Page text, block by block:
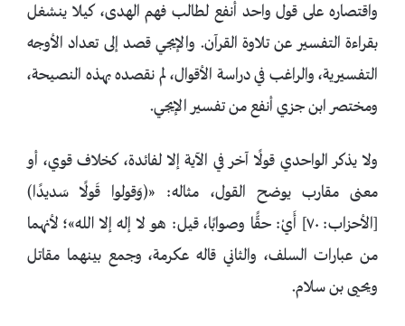
واقتصاره على قول واحد أنفع لطالب فهم الهدى، كيلا ينشغل
بقراءة التفسير عن تلاوة القرآن. والإيجي قصد إلى تعداد الأوجه
التفسيرية، والراغب في دراسة الأقوال، لم نقصده بهذه النصيحة،
ومختصر ابن جزي أنفع من تفسير الإيجي.
ولا يذكر الواحدي قولًا آخر في الآية إلا لفائدة، كخلاف قوي، أو
معنى مقارب يوضح القول، مثاله: «﴿وَقولوا قَولًا سَديدًا﴾
[الأحزاب: ٧٠] أَيْ: حقًّا وصوابًا، قيل: هو لا إله إلا الله»؛ لأنهما
من عبارات السلف، والثاني قاله عكرمة، وجمع بينهما مقاتل
ويحيى بن سلام.